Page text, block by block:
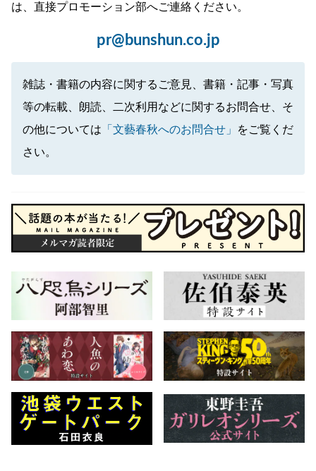
は、直接プロモーション部へご連絡ください。
pr@bunshun.co.jp
雑誌・書籍の内容に関するご意見、書籍・記事・写真
等の転載、朗読、二次利用などに関するお問合せ、そ
の他については 「文藝春秋へのお問合せ」
をご覧くだ
さい。